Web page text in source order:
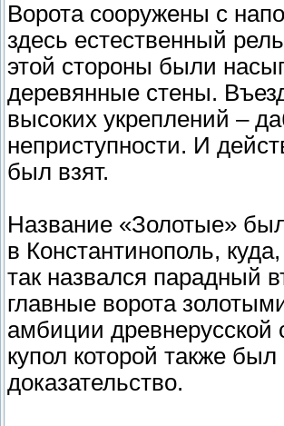
Ворота сооружены с
здесь естественный
этой стороны были
деревянные стены.
высоких укреплений –
неприступности. И
был взят.
Название «Золотые»
в Константинополь,
так назвался парадный
главные ворота
амбиции древнерусской
купол которой также
доказательство.